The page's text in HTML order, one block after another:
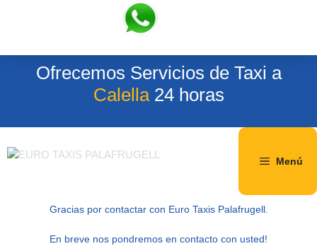
Ofrecemos Servicios de Taxi a
Calella 24 horas
Menú
Gracias por contactar con Euro Taxis Palafrugell.
En breve nos pondremos en contacto con usted!